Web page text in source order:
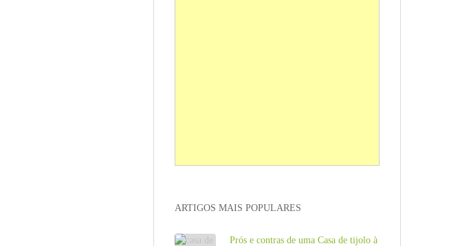
ARTIGOS MAIS POPULARES
Prós e contras de uma Casa de tijolo à